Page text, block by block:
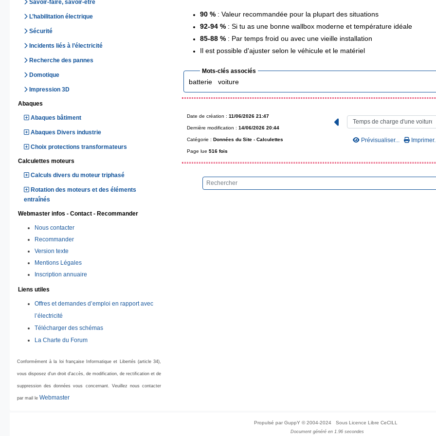
Savoir-faire, savoir-être
L’habilitation électrique
Sécurité
Incidents liés à l’électricité
Recherche des pannes
Domotique
Impression 3D
Abaques
Abaques bâtiment
Abaques Divers industrie
Choix protections transformateurs
Calculettes moteurs
Calculs divers du moteur triphasé
Rotation des moteurs et des éléments
entraînés
Webmaster infos - Contact - Recommander
Nous contacter
Recommander
Version texte
Mentions Légales
Inscription annuaire
Liens utiles
Offres et demandes d’emploi en rapport avec
l’électricité
Télécharger des schémas
La Charte du Forum
Conformément à la loi française Informatique et Libertés (article 34),
vous disposez d'un droit d'accès, de modification, de rectification et de
suppression des données vous concernant. Veuillez nous contacter
par mail le Webmaster
90 %: Valeur recommandée pour la plupart des situations
92-94 %: Si tu as une bonne wallbox moderne et température idéale
85-88 %: Par temps froid ou avec une vieille installation
Il est possible d'ajuster selon le véhicule et le matériel
Mots-clés associés
batterie voiture
Date de création : 11/06/2026 21:47
Dernière modification : 14/06/2026 20:44
Catégorie : Données du Site - Calculettes
Page lue 516 fois
Prévisualiser...
Propulsé par GuppY © 2004-2024 Sous Licence Libre CeCILL
Document généré en 1.96 secondes